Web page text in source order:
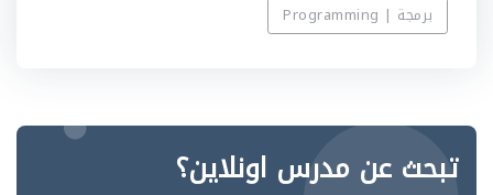
برمجة | Programming
تبحث عن مدرس اونلاين؟